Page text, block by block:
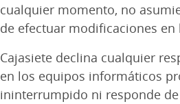
cualquier momento, no
de efectuar modificaciones
Cajasiete declina cualquier
en los equipos informáticos
ininterrumpido ni responde de